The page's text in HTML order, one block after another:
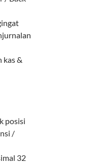
kas &
posisi
/
32